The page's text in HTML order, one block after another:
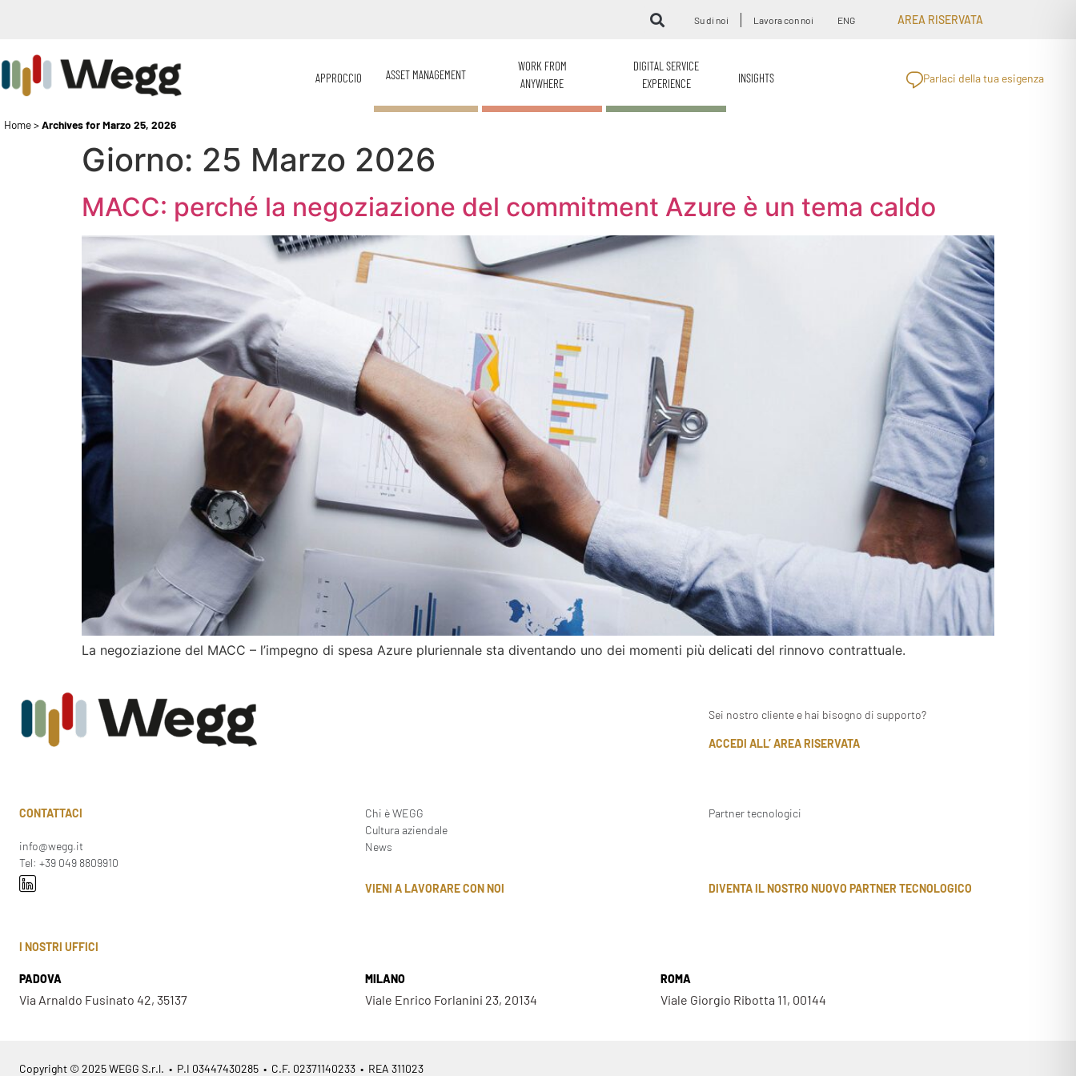
Su di noi Lavora con noi ENG AREA RISERVATA
APPROCCIO ASSET MANAGEMENT
WORK FROM
ANYWHERE
DIGITAL SERVICE
EXPERIENCE
INSIGHTS Parlaci della tua esigenza
Home>Archives for Marzo 25, 2026
Giorno: 25 Marzo 2026
MACC: perché la negoziazione del commitment Azure è un tema caldo
La negoziazione del MACC – l’impegno di spesa Azure pluriennale sta diventando uno dei momenti più delicati del rinnovo contrattuale.
Sei nostro cliente e hai bisogno di supporto?
ACCEDI ALL’ AREA RISERVATA
CONTATTACI
info@wegg.it
Tel: +39 049 8809910
Chi è WEGG
Cultura aziendale
News
VIENI A LAVORARE CON NOI
Partner tecnologici
DIVENTA IL NOSTRO NUOVO PARTNER TECNOLOGICO
I NOSTRI UFFICI
PADOVA
Via Arnaldo Fusinato 42, 35137
MILANO
Viale Enrico Forlanini 23, 20134
ROMA
Viale Giorgio Ribotta 11, 00144
Copyright © 2025 WEGG S.r.l. • P.I 03447430285 • C.F. 02371140233 • REA 311023